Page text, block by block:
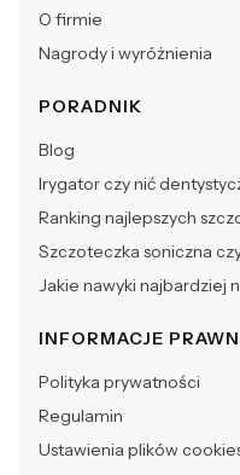
O firmie
Nagrody i wyróżnienia
PORADNIK
Blog
Irygator czy nić
Ranking najlepszych
Szczoteczka soniczna
Jakie nawyki najbardziej
INFORMACJE
Polityka prywatności
Regulamin
Ustawienia plików